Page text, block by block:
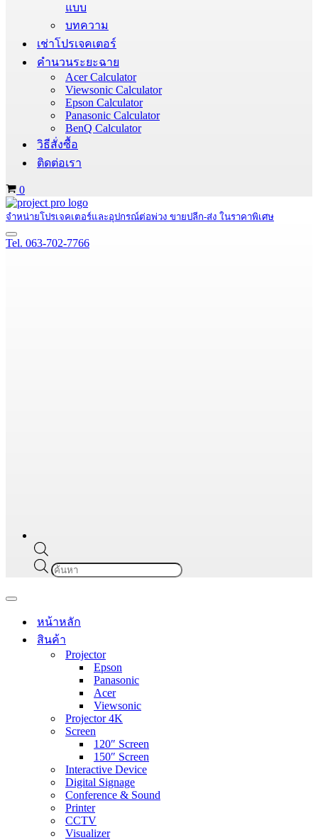
แบบ
บทความ
เช่าโปรเจคเตอร์
คำนวนระยะฉาย
Acer Calculator
Viewsonic Calculator
Epson Calculator
Panasonic Calculator
BenQ Calculator
วิธีสั่งซื้อ
ติดต่อเรา
Cart
0
จำหน่ายโปรเจคเตอร์และอุปกรณ์ต่อพ่วง ขายปลีก-ส่ง ในราคาพิเศษ
Navigation
Menu
Tel. 063-702-7766
Products
search
Navigation
หน้าหลัก
สินค้า
Projector
Epson
Panasonic
Acer
Viewsonic
Projector 4K
Screen
120″ Screen
150″ Screen
Interactive Device
Digital Signage
Conference & Sound
Printer
CCTV
Visualizer